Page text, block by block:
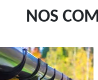
NOS